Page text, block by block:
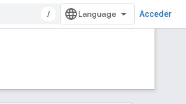
/ Acceder